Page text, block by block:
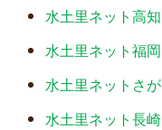
水土里ネット高知
水土里ネット福岡
水土里ネットさが
水土里ネット長崎